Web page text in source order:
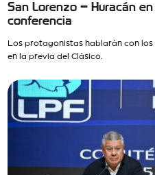
San Lorenzo – Huracán en
conferencia
Los protagonistas hablarán con los
en la previa del Clásico.